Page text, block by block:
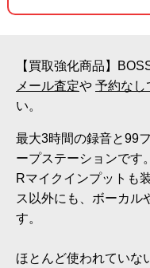
【買取強化商品】
メール査定や 予約なし
い。
最大3時間の録音と99
ープステーションです
Rマイクインプットも
ス以外にも、ボーカル
す。
ほとんど使われていな